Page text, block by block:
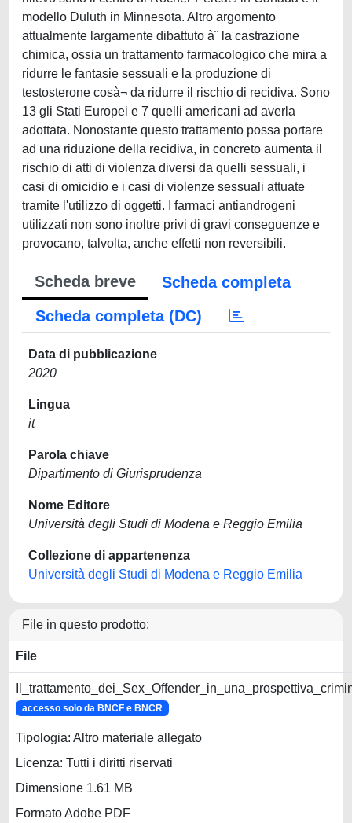
modello Duluth in Minnesota. Altro argomento
attualmente largamente dibattuto à¨ la castrazione
chimica, ossia un trattamento farmacologico che mira a
ridurre le fantasie sessuali e la produzione di
testosterone cosà¬ da ridurre il rischio di recidiva. Sono
13 gli Stati Europei e 7 quelli americani ad averla
adottata. Nonostante questo trattamento possa portare
ad una riduzione della recidiva, in concreto aumenta il
rischio di atti di violenza diversi da quelli sessuali, i
casi di omicidio e i casi di violenze sessuali attuate
tramite l'utilizzo di oggetti. I farmaci antiandrogeni
utilizzati non sono inoltre privi di gravi conseguenze e
provocano, talvolta, anche effetti non reversibili.
Scheda breve
Scheda completa
Scheda completa (DC)
Data di pubblicazione
2020
Lingua
it
Parola chiave
Dipartimento di Giurisprudenza
Nome Editore
Università degli Studi di Modena e Reggio Emilia
Collezione di appartenenza
Università degli Studi di Modena e Reggio Emilia
File in questo prodotto:
File
accesso solo da BNCF e BNCR
Tipologia: Altro materiale allegato
Licenza: Tutti i diritti riservati
Dimensione 1.61 MB
Formato Adobe PDF